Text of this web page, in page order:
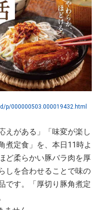
p/000000503.000019432.html
えがある」「味変が楽し
煮定食」を、本日11時よ
ど柔らかい豚バラ肉を厚
しを合わせることで味の
です。「厚切り豚角煮定